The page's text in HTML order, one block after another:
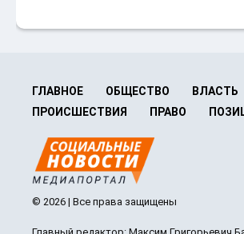
ГЛАВНОЕ ОБЩЕСТВО
ВЛАСТЬ
ПРОИСШЕСТВИЯ
ПРАВО
© 2026 | Все права защищены